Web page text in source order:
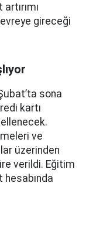
gireceği
sona
kartı
ve
üzerinden
verildi. Eğitim
hesabında